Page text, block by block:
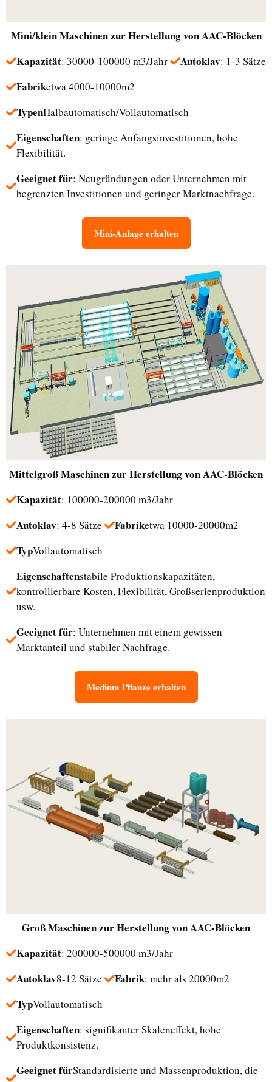
Mini/kleinMaschinen zur Herstellung von AAC-Blöcken
Kapazität: 30000-100000 m3/Jahr Autoklav: 1-3 Sätze
Fabriketwa 4000-10000m2
TypenHalbautomatisch/Vollautomatisch
Eigenschaften: geringe Anfangsinvestitionen, hohe
Flexibilität.
Geeignet für: Neugründungen oder Unternehmen mit
begrenzten Investitionen und geringer Marktnachfrage.
Mini-Anlage erhalten
MittelgroßMaschinen zur Herstellung von AAC-Blöcken
Kapazität: 100000-200000 m3/Jahr
Autoklav: 4-8 Sätze Fabriketwa 10000-20000m2
TypVollautomatisch
Eigenschaftenstabile Produktionskapazitäten,
kontrollierbare Kosten, Flexibilität, Großserienproduktion
usw.
Geeignet für: Unternehmen mit einem gewissen
Marktanteil und stabiler Nachfrage.
Medium Pflanze erhalten
GroßMaschinen zur Herstellung von AAC-Blöcken
Kapazität: 200000-500000 m3/Jahr
Autoklav8-12 Sätze Fabrik: mehr als 20000m2
TypVollautomatisch
Eigenschaften: signifikanter Skaleneffekt, hohe
Produktkonsistenz.
Geeignet fürStandardisierte und Massenproduktion, die